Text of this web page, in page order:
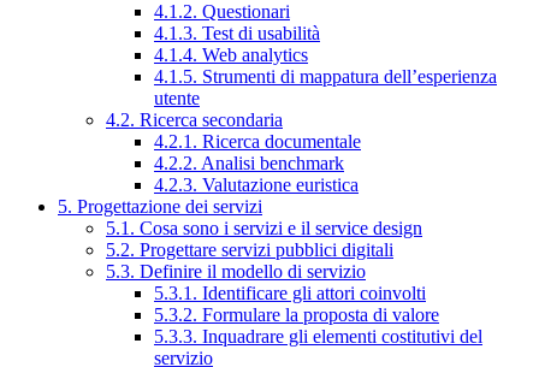
4.1.2. Questionari
4.1.3. Test di usabilità
4.1.4. Web analytics
4.1.5. Strumenti di mappatura dell’esperienza
utente
4.2. Ricerca secondaria
4.2.1. Ricerca documentale
4.2.2. Analisi benchmark
4.2.3. Valutazione euristica
5. Progettazione dei servizi
5.1. Cosa sono i servizi e il service design
5.2. Progettare servizi pubblici digitali
5.3. Definire il modello di servizio
5.3.1. Identificare gli attori coinvolti
5.3.2. Formulare la proposta di valore
5.3.3. Inquadrare gli elementi costitutivi del
servizio